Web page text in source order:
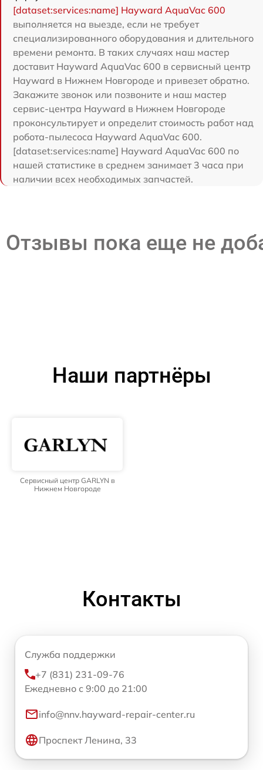
[dataset:services:name] Hayward AquaVac 600
выполняется на выезде, если не требует
специализированного оборудования и длительного
времени ремонта. В таких случаях наш мастер
доставит Hayward AquaVac 600 в сервисный центр
Hayward в Нижнем Новгороде и привезет обратно.
Закажите звонок или позвоните и наш мастер
сервис-центра Hayward в Нижнем Новгороде
проконсультирует и определит стоимость работ над
робота-пылесоса Hayward AquaVac 600.
[dataset:services:name] Hayward AquaVac 600 по
нашей статистике в среднем занимает 3 часа при
наличии всех необходимых запчастей.
Отзывы пока еще не
Наши партнёры
Сервисный центр GARLYN в
Нижнем Новгороде
Контакты
Служба поддержки
+7 (831) 231-09-76
Ежедневно с 9:00 до 21:00
info@nnv.hayward-repair-center.ru
Проспект Ленина, 33